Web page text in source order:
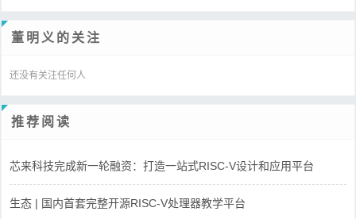
董明义的关注
还没有关注任何人
推荐阅读
芯来科技完成新一轮融资：打造一站式RISC-V设计和应用平台
生态 | 国内首套完整开源RISC-V处理器教学平台